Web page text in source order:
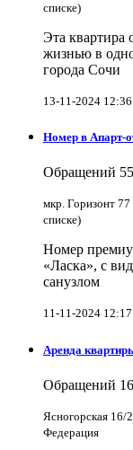
списке)
Эта квартира
жизнью в
города Сочи
13-11-2024 12:36
Номер в Апарт-
Обращений
мкр. Горизонт
списке)
Номер
«Ласка», с
санузлом
11-11-2024 12:17
Аренда
Обращений
Ясногорская 16/
Федерация